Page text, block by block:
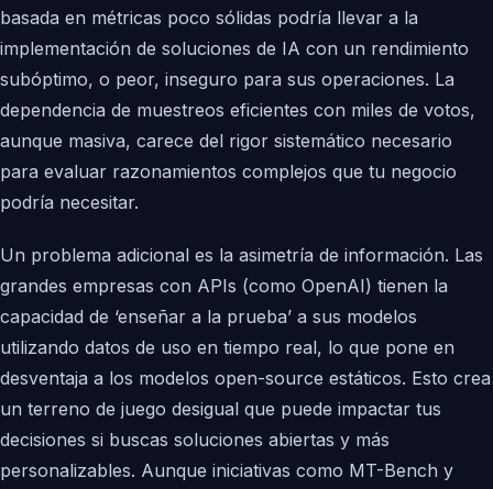
basada en métricas poco sólidas podría llevar a la
implementación de soluciones de IA con un rendimiento
subóptimo, o peor, inseguro para sus operaciones. La
dependencia de muestreos eficientes con miles de votos,
aunque masiva, carece del rigor sistemático necesario
para evaluar razonamientos complejos que tu negocio
podría necesitar.
Un problema adicional es la asimetría de información. Las
grandes empresas con APIs (como OpenAI) tienen la
capacidad de ‘enseñar a la prueba’ a sus modelos
utilizando datos de uso en tiempo real, lo que pone en
desventaja a los modelos open-source estáticos. Esto crea
un terreno de juego desigual que puede impactar tus
decisiones si buscas soluciones abiertas y más
personalizables. Aunque iniciativas como MT-Bench y